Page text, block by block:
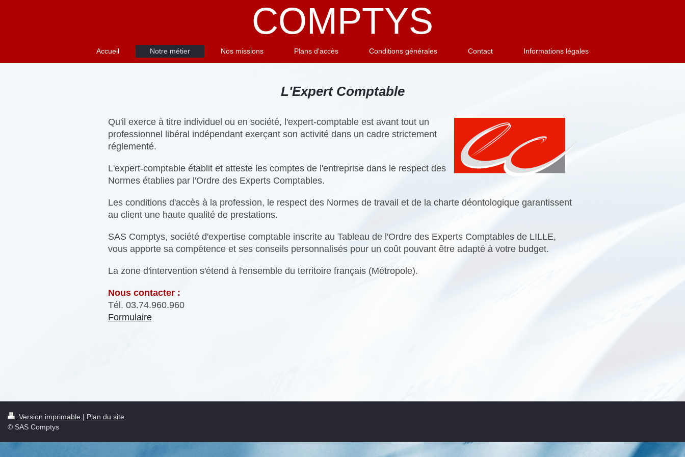
COMPTYS
Accueil Notre métier Nos missions Plans d'accès Conditions générales Contact Informations légales
L'Expert Comptable
Qu'il exerce à titre individuel ou en société, l'expert-comptable est avant tout un
professionnel libéral indépendant exerçant son activité dans un cadre strictement
réglementé.
L'expert-comptable établit et atteste les comptes de l'entreprise dans le respect des
Normes établies par l'Ordre des Experts Comptables.
Les conditions d'accès à la profession, le respect des Normes de travail et de la charte déontologique garantissent
au client une haute qualité de prestations.
SAS Comptys, société d'expertise comptable inscrite au Tableau de l'Ordre des Experts Comptables de LILLE,
vous apporte sa compétence et ses conseils personnalisés pour un coût pouvant être adapté à votre budget.
La zone d'intervention s'étend à l'ensemble du territoire français (Métropole).
Nous contacter :
Tél. 03.74.960.960
Formulaire
Version imprimable | Plan du site
© SAS Comptys